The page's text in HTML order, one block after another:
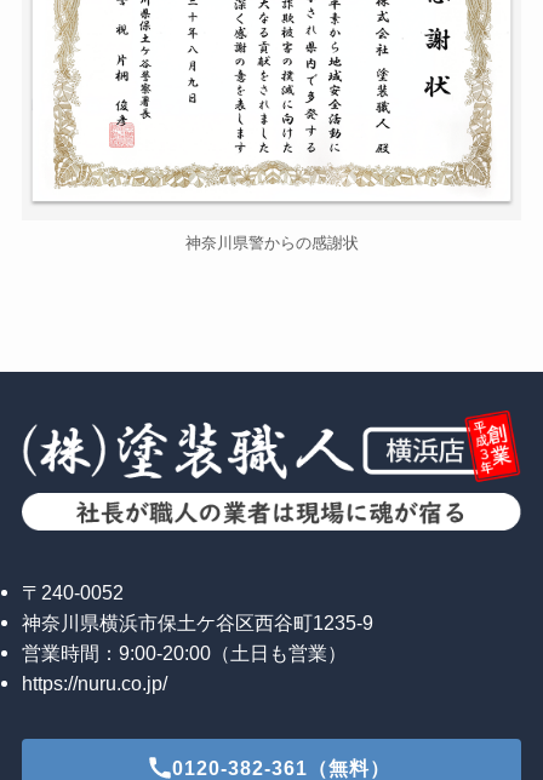
神奈川県警からの感謝状
〒240-0052
神奈川県横浜市保土ケ谷区西谷町1235-9
営業時間：9:00-20:00（土日も営業）
https://nuru.co.jp/
0120-382-361（無料）